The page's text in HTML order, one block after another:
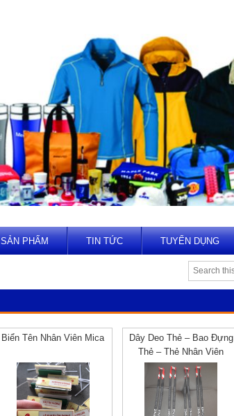
SẢN PHẨM TIN TỨC TUYỂN DỤNG
Biển Tên Nhân Viên Mica
Dây Deo Thẻ – Bao Đựng
Thẻ – Thẻ Nhân Viên